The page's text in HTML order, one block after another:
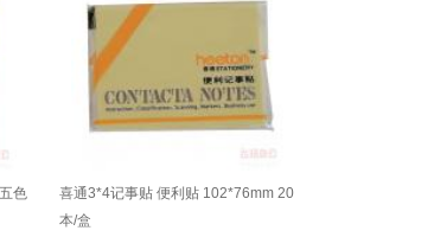
色
喜通3*4记事贴 便利贴 102*76mm 20
本/盒